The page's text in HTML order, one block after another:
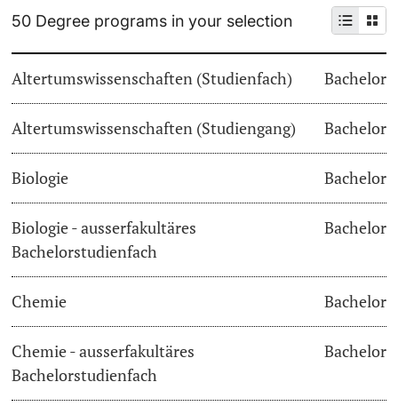
PhD Candidates
Donors & Alumni
Further information
Informations, Events & Get a Taste
Student Advice Center
Academic Advice
In My Studies
Course Directory
Course Registration
Continuing Education
University
50 Degree programs in your selection
Altertumswissenschaften (Studienfach) Bachelor
Altertumswissenschaften (Studiengang) Bachelor
Biologie Bachelor
Biologie - ausserfakultäres
Bachelorstudienfach
Bachelor
Chemie Bachelor
Chemie - ausserfakultäres
Bachelorstudienfach
Bachelor